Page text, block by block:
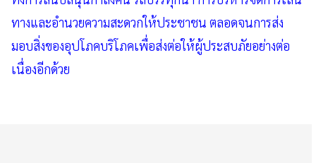
ทางและอำนวยความสะดวกให้ประชาชน ตลอดจนการส่ง
มอบสิ่งของอุปโภคบริโภคเพื่อส่งต่อให้ผู้ประสบภัยอย่างต่อ
เนื่องอีกด้วย